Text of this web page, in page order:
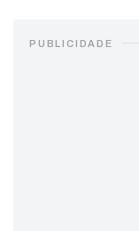
PUBLICIDADE